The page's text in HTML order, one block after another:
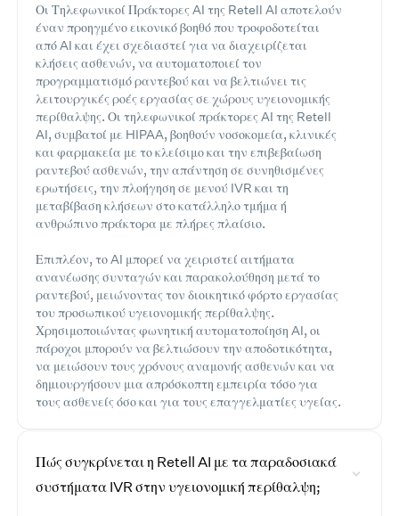
Οι Τηλεφωνικοί Πράκτορες AI της Retell AI αποτελούν
έναν προηγμένο εικονικό βοηθό που τροφοδοτείται
από AI και έχει σχεδιαστεί για να διαχειρίζεται
κλήσεις ασθενών, να αυτοματοποιεί τον
προγραμματισμό ραντεβού και να βελτιώνει τις
λειτουργικές ροές εργασίας σε χώρους υγειονομικής
περίθαλψης. Οι τηλεφωνικοί πράκτορες AI της Retell
AI, συμβατοί με HIPAA, βοηθούν νοσοκομεία, κλινικές
και φαρμακεία με το κλείσιμο και την επιβεβαίωση
ραντεβού ασθενών, την απάντηση σε συνηθισμένες
ερωτήσεις, την πλοήγηση σε μενού IVR και τη
μεταβίβαση κλήσεων στο κατάλληλο τμήμα ή
ανθρώπινο πράκτορα με πλήρες πλαίσιο.
Επιπλέον, το AI μπορεί να χειριστεί αιτήματα
ανανέωσης συνταγών και παρακολούθηση μετά το
ραντεβού, μειώνοντας τον διοικητικό φόρτο εργασίας
του προσωπικού υγειονομικής περίθαλψης.
Χρησιμοποιώντας φωνητική αυτοματοποίηση AI, οι
πάροχοι μπορούν να βελτιώσουν την αποδοτικότητα,
να μειώσουν τους χρόνους αναμονής ασθενών και να
δημιουργήσουν μια απρόσκοπτη εμπειρία τόσο για
τους ασθενείς όσο και για τους επαγγελματίες υγείας.
Πώς συγκρίνεται η Retell AI με τα παραδοσιακά
συστήματα IVR στην υγειονομική περίθαλψη;